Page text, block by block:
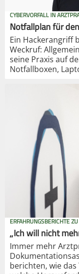
CYBERVORFALL IN
Notfallplan für
Ein Hackerangriff
Weckruf:
seine Praxis auf
Notfallboxen,
ERFAHRUNGSBERICHTE
„Ich will nicht
Immer mehr
berichten, wie